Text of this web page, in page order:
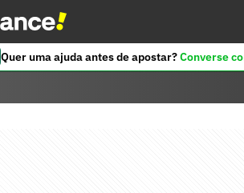
Quer uma ajuda antes de apostar?Converse